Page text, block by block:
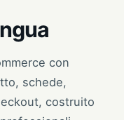
con
schede,
costruito